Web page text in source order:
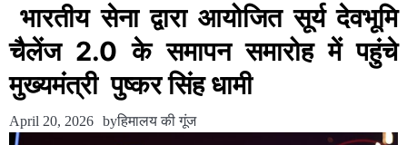
भारतीय सेना द्वारा आयोजित सूर्य देवभूमि
चैलेंज 2.0 के समापन समारोह में पहुंचे
मुख्यमंत्री पुष्कर सिंह धामी
April 20, 2026 byहिमालय की गूंज